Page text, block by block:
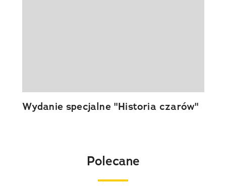
Wydanie specjalne "Historia czarów"
Polecane